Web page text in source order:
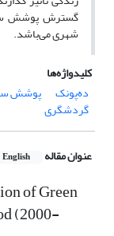
گسترش پوشش
شهری می‌باشد.
کلیدواژه‌ها
ده‌پونک
پوشش
گردشگری
عنوان مقاله English
of Green
(2000-